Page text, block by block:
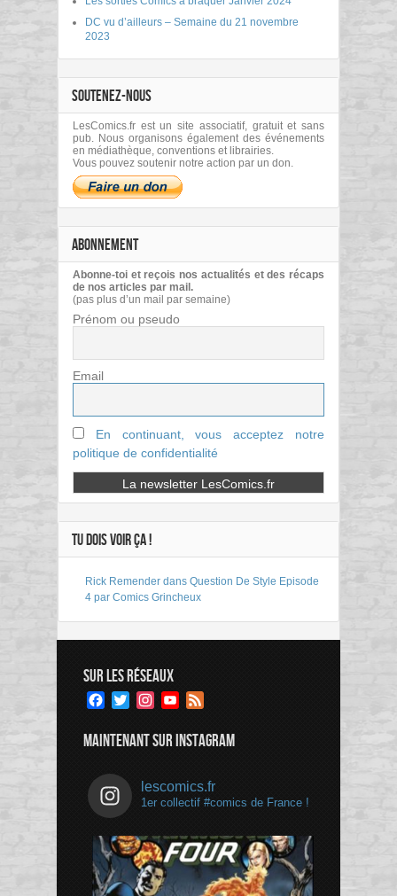
DC vu d’ailleurs – Semaine du 21 novembre
2023
SOUTENEZ-NOUS
LesComics.fr est un site associatif, gratuit et sans
pub. Nous organisons également des événements
en médiathèque, conventions et librairies.
Vous pouvez soutenir notre action par un don.
ABONNEMENT
Abonne-toi et reçois nos actualités et des récaps
de nos articles par mail.
(pas plus d’un mail par semaine)
Prénom ou pseudo
Email
En continuant, vous acceptez notre
politique de confidentialité
TU DOIS VOIR ÇA !
Rick Remender dans Question De Style Episode
4 par Comics Grincheux
SUR LES RÉSEAUX
Facebook
TwitterInstagramYouTube
MAINTENANT SUR INSTAGRAM
lescomics.fr
1er collectif #comics de France !